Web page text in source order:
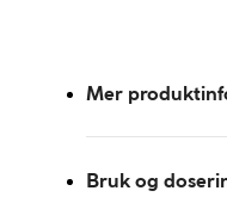
Mer
Bruk og